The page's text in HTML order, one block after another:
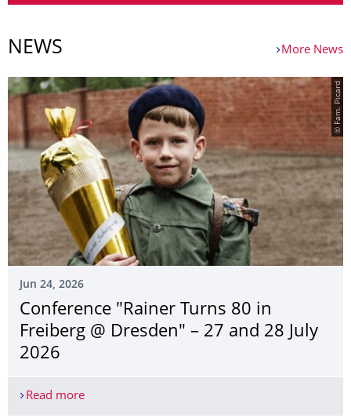
NEWS More News
© Fam. Picard
Jun 24, 2026
Conference "Rainer Turns 80 in
Freiberg @ Dresden" – 27 and 28 July
2026
Read moreConference "Rainer Turns 80 in Freiberg @